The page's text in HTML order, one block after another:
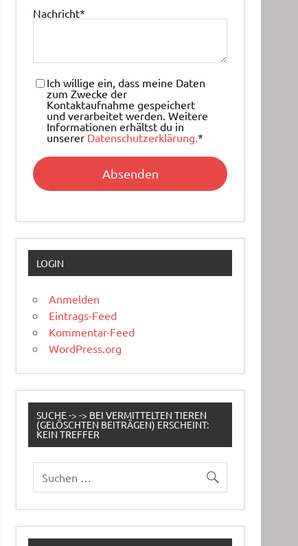
Nachricht*
Ich willige ein, dass meine Daten
zum Zwecke der
Kontaktaufnahme gespeichert
und verarbeitet werden. Weitere
Informationen erhältst du in
unserer Datenschutzerklärung.*
LOGIN
Anmelden
Eintrags-Feed
Kommentar-Feed
WordPress.org
SUCHE -> -> BEI VERMITTELTEN TIEREN
(GELÖSCHTEN BEITRÄGEN) ERSCHEINT:
KEIN TREFFER